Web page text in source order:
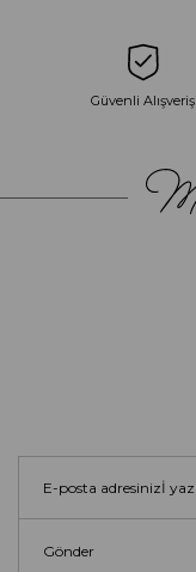
Güvenli Alışveriş
Gönder